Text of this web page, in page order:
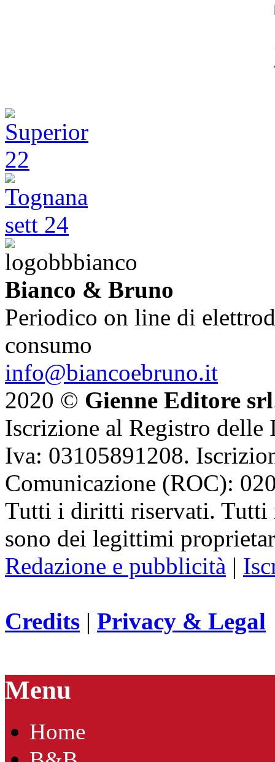
Bianco & Bruno
Periodico on line di
consumo
info@biancoebruno.it
2020 © Gienne Editore srl
Iscrizione al Registro delle
Iva: 03105891208.
Comunicazione (ROC):
Tutti i diritti riservati. Tutti
sono dei legittimi
Redazione e pubblicità |
Credits | Privacy & Legal
Menu
Home